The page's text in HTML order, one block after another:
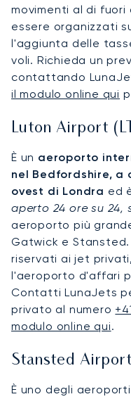
movimenti al di
essere organizzati
l'aggiunta delle
voli. Richieda un
contattando
il modulo online qui
Luton Airport
È un aeroporto
nel Bedfordshire, a
ovest di Londra ed
aperto 24 ore su 24,
aeroporto più
Gatwick e
riservati ai jet
l'aeroporto d'affari
Contatti LunaJets
privato al numero
modulo online qui.
Stansted
È uno degli